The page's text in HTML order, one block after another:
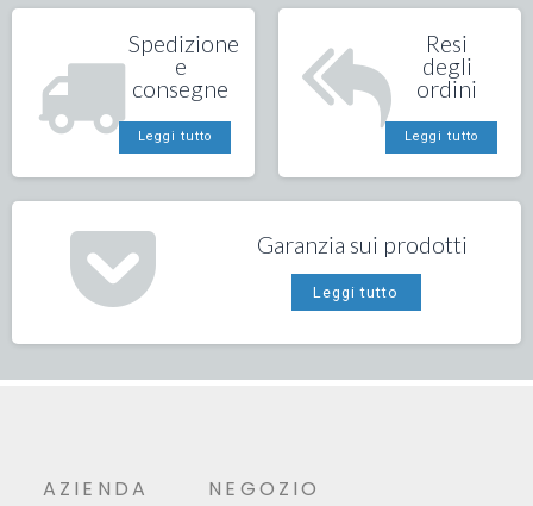
Spedizione
e
consegne
Leggi tutto
Resi
degli
ordini
Leggi tutto
Garanzia sui prodotti
Leggi tutto
AZIENDA NEGOZIO